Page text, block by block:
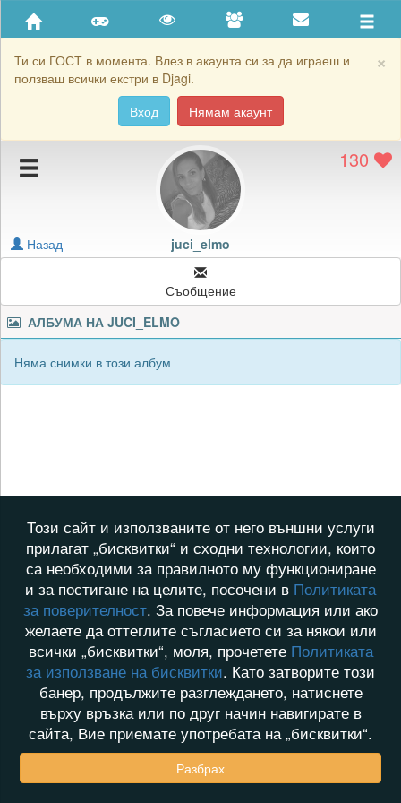
×
Ти си ГОСТ в момента. Влез в акаунта си за да играеш и
ползваш всички екстри в Djagi.
Вход
Нямам акаунт
Приятели
Хронология на игри
Подаръците на juci_elmo
Картичките на juci_elmo
Блокирай juci_elmo
130
juci_elmo
Назад
Съобщение
АЛБУМА НА JUCI_ELMO
Няма снимки в този албум
Този сайт и използваните от него външни услуги
прилагат „бисквитки“ и сходни технологии, които
са необходими за правилното му функциониране
и за постигане на целите, посочени в Политиката
за поверителност. За повече информация или ако
желаете да оттеглите съгласието си за някои или
всички „бисквитки“, моля, прочетете Политиката
за използване на бисквитки. Като затворите този
банер, продължите разглеждането, натиснете
върху връзка или по друг начин навигирате в
сайта, Вие приемате употребата на „бисквитки“.
Разбрах